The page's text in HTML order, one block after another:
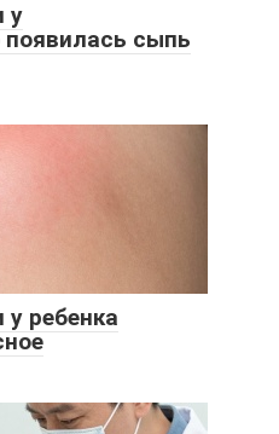
у
сыпь
ребенка